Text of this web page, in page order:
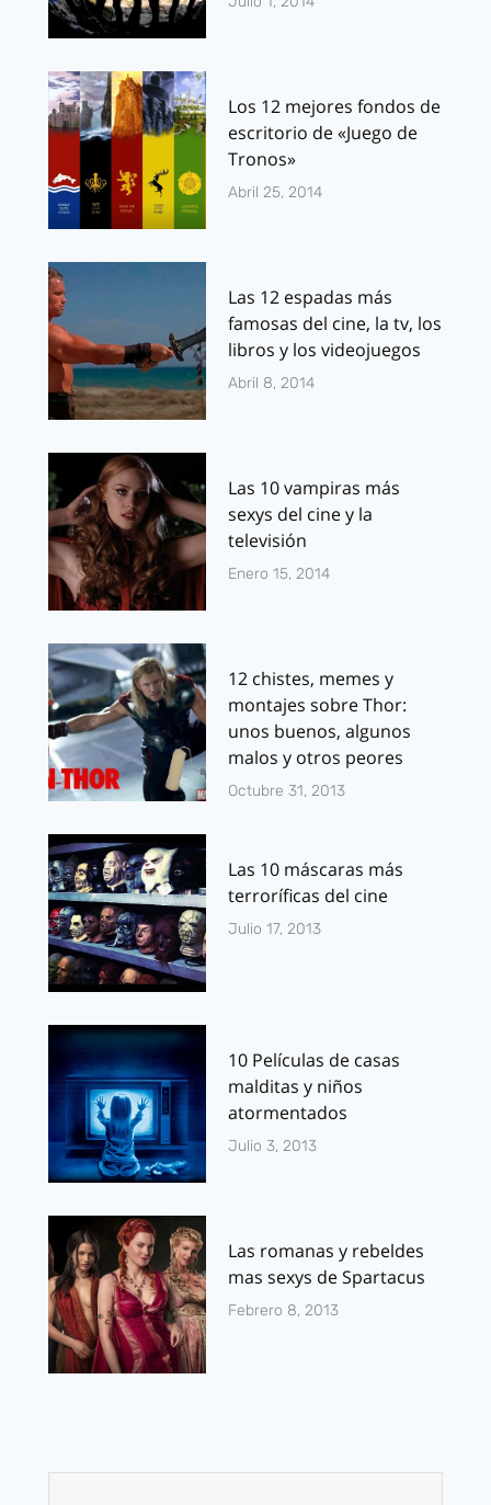
Los 12 mejores fondos de
escritorio de «Juego de
Tronos»
Abril 25, 2014
Las 12 espadas más
famosas del cine, la tv, los
libros y los videojuegos
Abril 8, 2014
Las 10 vampiras más
sexys del cine y la
televisión
Enero 15, 2014
12 chistes, memes y
montajes sobre Thor:
unos buenos, algunos
malos y otros peores
Octubre 31, 2013
Las 10 máscaras más
terroríficas del cine
Julio 17, 2013
10 Películas de casas
malditas y niños
atormentados
Julio 3, 2013
Las romanas y rebeldes
mas sexys de Spartacus
Febrero 8, 2013